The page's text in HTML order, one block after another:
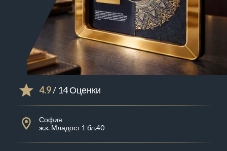
4.9/ 14 Оценки
София
ж.к. Младост 1 бл.40